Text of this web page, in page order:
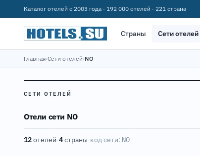
Каталог отелей с 2003 года · 192 000 отелей · 221 страна
Страны Сети отелей
Главная›Сети отелей›NO
СЕТИ ОТЕЛЕЙ
Отели сети NO
12отелей·4страны·код сети: NO